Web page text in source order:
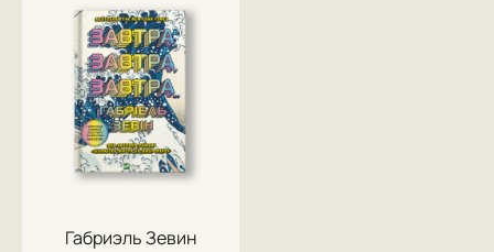
Габриэль Зевин